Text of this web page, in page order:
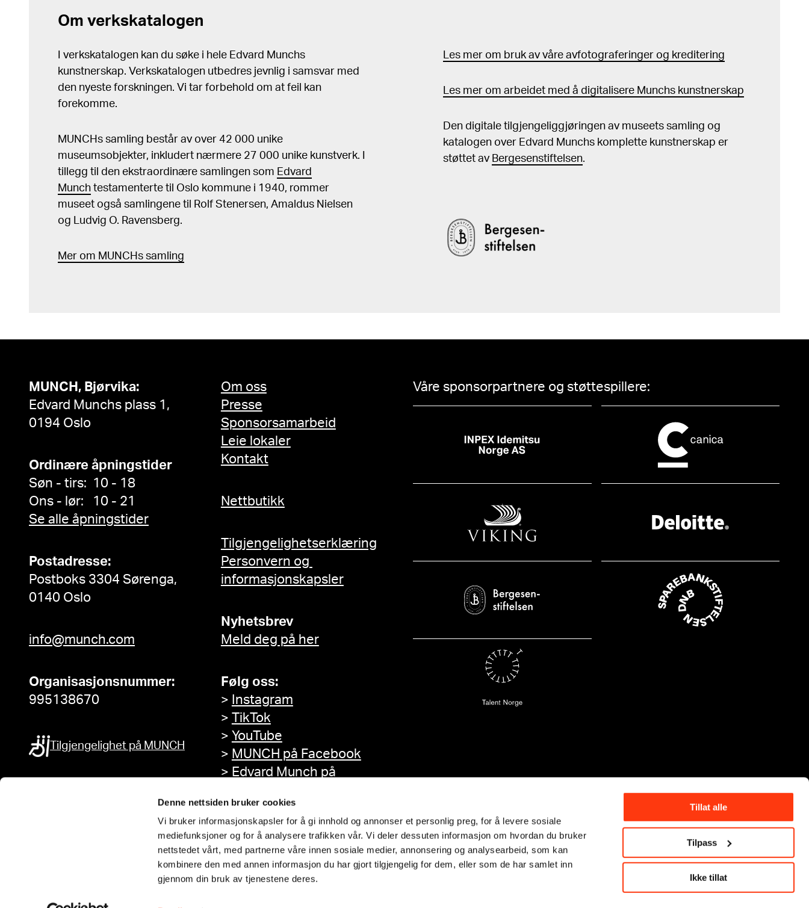
Denne nettsiden bruker cookies
Vi bruker informasjonskapsler for å gi innhold og annonser et personlig preg, for å levere sosiale
mediefunksjoner og for å analysere trafikken vår. Vi deler dessuten informasjon om hvordan du bruker
nettstedet vårt, med partnerne våre innen sosiale medier, annonsering og analysearbeid, som kan
kombinere den med annen informasjon du har gjort tilgjengelig for dem, eller som de har samlet inn
gjennom din bruk av tjenestene deres.
Tillat alle
Tilpass
Ikke tillat
Om verkskatalogen
I verkskatalogen kan du søke i hele Edvard Munchs
kunstnerskap. Verkskatalogen utbedres jevnlig i samsvar med
den nyeste forskningen. Vi tar forbehold om at feil kan
forekomme.
MUNCHs samling består av over 42 000 unike
museumsobjekter, inkludert nærmere 27 000 unike kunstverk. I
tillegg til den ekstraordinære samlingen som Edvard
Munch testamenterte til Oslo kommune i 1940, rommer
museet også samlingene til Rolf Stenersen, Amaldus Nielsen
og Ludvig O. Ravensberg.
Mer om MUNCHs samling
Les mer om bruk av våre avfotograferinger og kreditering
Les mer om arbeidet med å digitalisere Munchs kunstnerskap
Den digitale tilgjengeliggjøringen av museets samling og
katalogen over Edvard Munchs komplette kunstnerskap er
støttet av Bergesenstiftelsen.
MUNCH, Bjørvika:
Edvard Munchs plass 1,
0194 Oslo
Ordinære åpningstider
Søn - tirs: 10 - 18
Ons - lør: 10 - 21
Se alle åpningstider
Postadresse:
Postboks 3304 Sørenga,
0140 Oslo
info@munch.com
Organisasjonsnummer:
995138670
Tilgjengelighet på MUNCH
Om oss
Presse
Sponsorsamarbeid
Leie lokaler
Kontakt
Nettbutikk
Tilgjengelighetserklæring
Personvern og
informasjonskapsler
Nyhetsbrev
Meld deg på her
Følg oss:
> Instagram
> TikTok
> YouTube
> MUNCH på Facebook
> Edvard Munch på
Våre sponsorpartnere og støttespillere: